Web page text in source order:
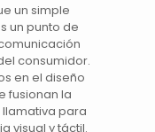
un simple
un punto de
consumidor.
en eldiseño
fusionan la
para
visual y táctil.